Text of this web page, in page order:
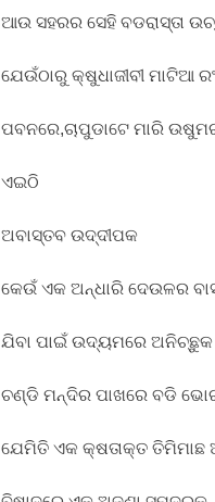
ଆଉ ସହରର ସେହି ବଡରାସ୍ତା
ଯେଉଁଠାରୁ କ୍ଷୁଧାଜୀବୀ ମାଟିଆ
ପବନରେ,ଚାପୁଡାଟେ ମାରି
ଏଇଠି
ଅବାସ୍ତବ ଉଦ୍ଦୀପକ
କେଉଁ ଏକ ଅନ୍ଧାରି ଦେଉଳର
ଯିବା ପାଇଁ ଉଦ୍ୟମରେ
ଚଣ୍ଡି ମନ୍ଦିର ପାଖରେ ବଡି
ଯେମିତି ଏକ କ୍ଷତାକ୍ତ ତିମିମାଛ